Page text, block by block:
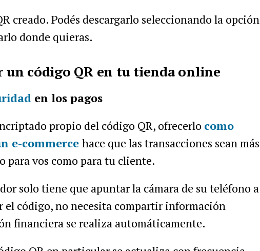
creado. Podés descargarlo seleccionando la opción
donde quieras.
un código QR en tu tienda online
en los pagos
propio del código QR, ofrecerlo como
e-commerce hace que las transacciones sean más
para vos como para tu cliente.
solo tiene que apuntar la cámara de su teléfono a
el código, no necesita compartir información
financiera se realiza automáticamente.